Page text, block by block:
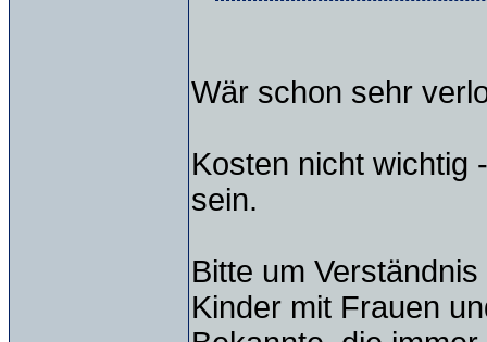
Wär schon sehr
Kosten nicht wichtig
sein.
Bitte um
Kinder mit Frauen